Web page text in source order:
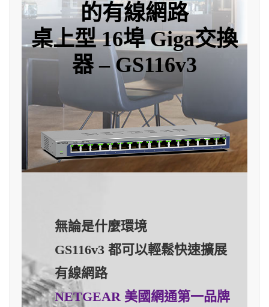
的有線網路
桌上型 16埠 Giga交換
器 – GS116v3
無論是什麼環境
GS116v3 都可以輕鬆快速擴展
有線網路
NETGEAR 美國網通第一品牌